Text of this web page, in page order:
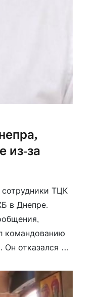
из-за
ТЦК
в Днепре.
командованию
отказался от